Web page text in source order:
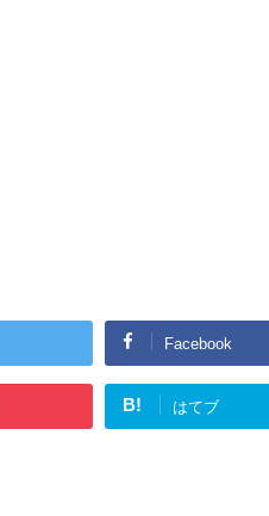
Facebook
B! はてブ